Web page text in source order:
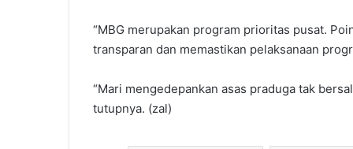
“MBG merupakan program prioritas pusat.
transparan dan memastikan pelaksanaan
“Mari mengedepankan asas praduga tak
tutupnya. (zal)